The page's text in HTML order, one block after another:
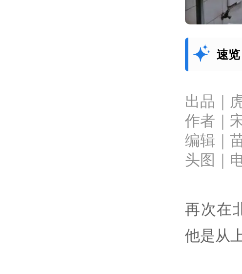
速览
出品｜
作者｜
编辑｜
头图｜
再次在
他是从